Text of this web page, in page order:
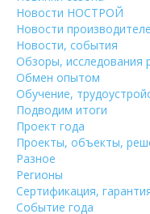
Новости НОСТРОЙ
Новости
Новости, события
Обзоры, исследования
Обмен опытом
Обучение,
Подводим итоги
Проект года
Проекты, объекты,
Разное
Регионы
Сертификация,
Событие года